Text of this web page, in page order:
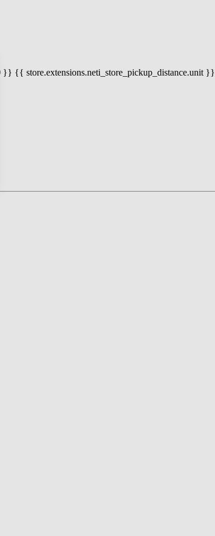
}} {{ store.extensions.neti_store_pickup_distance.unit }}